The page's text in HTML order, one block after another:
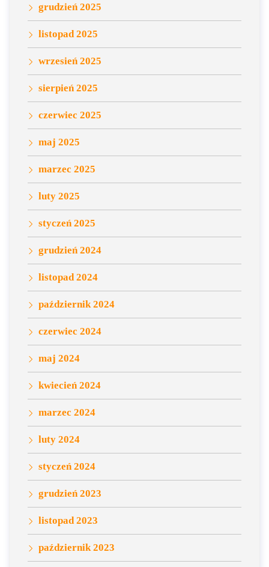
grudzień 2025
listopad 2025
wrzesień 2025
sierpień 2025
czerwiec 2025
maj 2025
marzec 2025
luty 2025
styczeń 2025
grudzień 2024
listopad 2024
październik 2024
czerwiec 2024
maj 2024
kwiecień 2024
marzec 2024
luty 2024
styczeń 2024
grudzień 2023
listopad 2023
październik 2023